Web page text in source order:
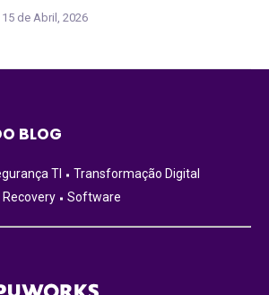
15 de Abril, 2026
BLOG
TI
Transformação Digital
Recovery
Software